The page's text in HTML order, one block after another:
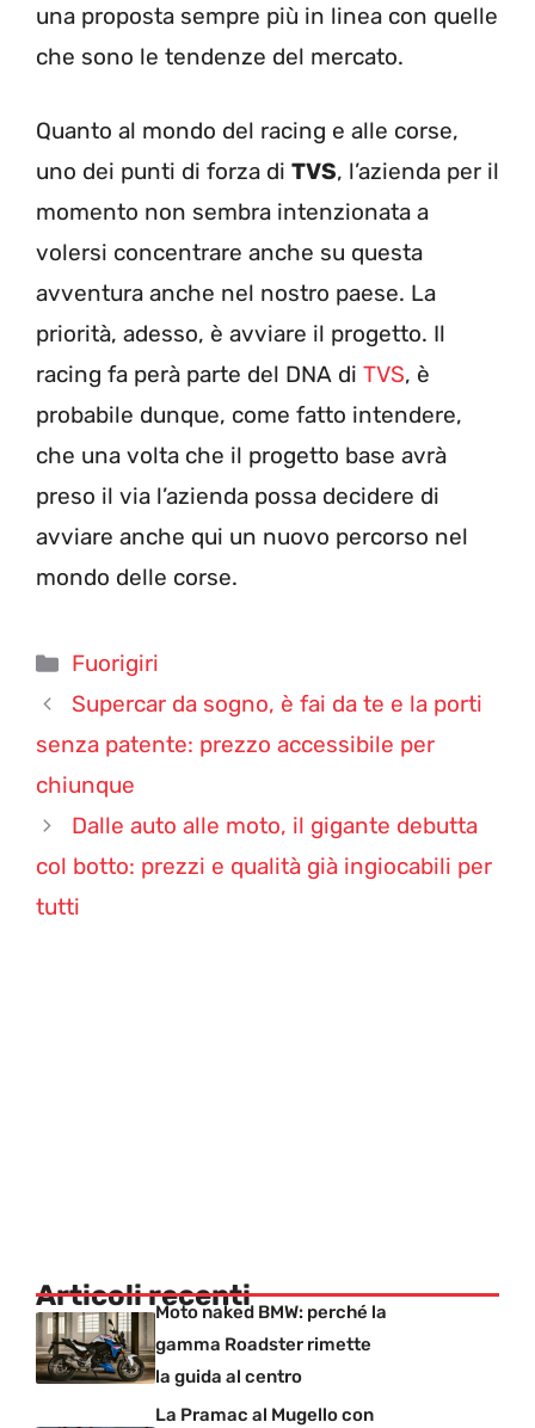
una proposta sempre più in linea con quelle
che sono le tendenze del mercato.
Quanto al mondo del racing e alle corse,
uno dei punti di forza di TVS, l’azienda per il
momento non sembra intenzionata a
volersi concentrare anche su questa
avventura anche nel nostro paese. La
priorità, adesso, è avviare il progetto. Il
racing fa perà parte del DNA di TVS, è
probabile dunque, come fatto intendere,
che una volta che il progetto base avrà
preso il via l’azienda possa decidere di
avviare anche qui un nuovo percorso nel
mondo delle corse.
Categorie
Fuorigiri
Supercar da sogno, è fai da te e la porti
senza patente: prezzo accessibile per
chiunque
Dalle auto alle moto, il gigante debutta
col botto: prezzi e qualità già ingiocabili per
tutti
Articoli recentiMoto naked BMW: perché la
gamma Roadster rimette
la guida al centro
La Pramac al Mugello con